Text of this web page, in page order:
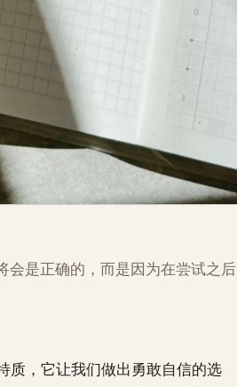
会是正确的，而是因为在尝试之后
质，它让我们做出勇敢自信的选